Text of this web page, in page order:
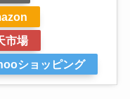
市場
ショッピング